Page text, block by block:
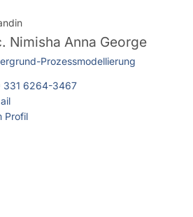
Nimisha Anna George
Prozessmodellierung
331 6264-3467
Profil